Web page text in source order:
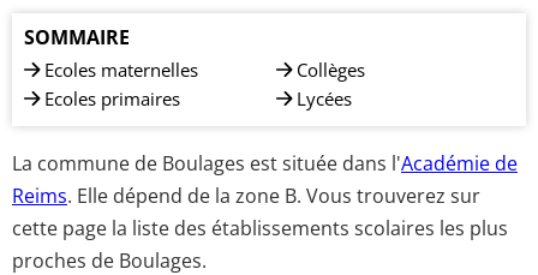
SOMMAIRE
Ecoles maternelles
Ecoles primaires
Collèges
Lycées
La commune de Boulages est située dans l'Académie de
Reims. Elle dépend de la zone B. Vous trouverez sur
cette page la liste des établissements scolaires les plus
proches de Boulages.